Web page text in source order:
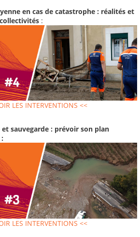
en cas de catastrophe : réalités et
:
LES INTERVENTIONS <<
et sauvegarde : prévoir son plan
LES INTERVENTIONS <<